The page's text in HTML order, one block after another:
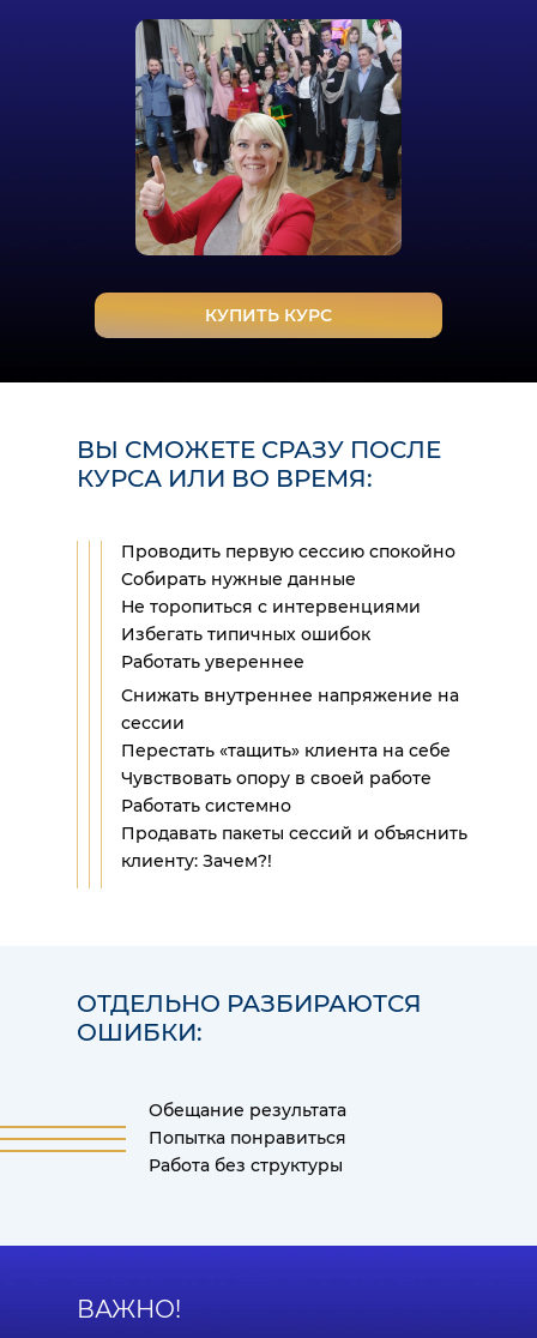
КУПИТЬ КУРС
ВЫ СМОЖЕТЕ СРАЗУ ПОСЛЕ
КУРСА ИЛИ ВО ВРЕМЯ:
Проводить первую сессию спокойно
Собирать нужные данные
Не торопиться с интервенциями
Избегать типичных ошибок
Работать увереннее
Снижать внутреннее напряжение на
сессии
Перестать «тащить» клиента на себе
Чувствовать опору в своей работе
Работать системно
Продавать пакеты сессий и объяснить
клиенту: Зачем?!
ОТДЕЛЬНО РАЗБИРАЮТСЯ
ОШИБКИ:
Обещание результата
Попытка понравиться
Работа без структуры
ВАЖНО!